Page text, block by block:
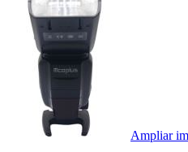
Ampliar